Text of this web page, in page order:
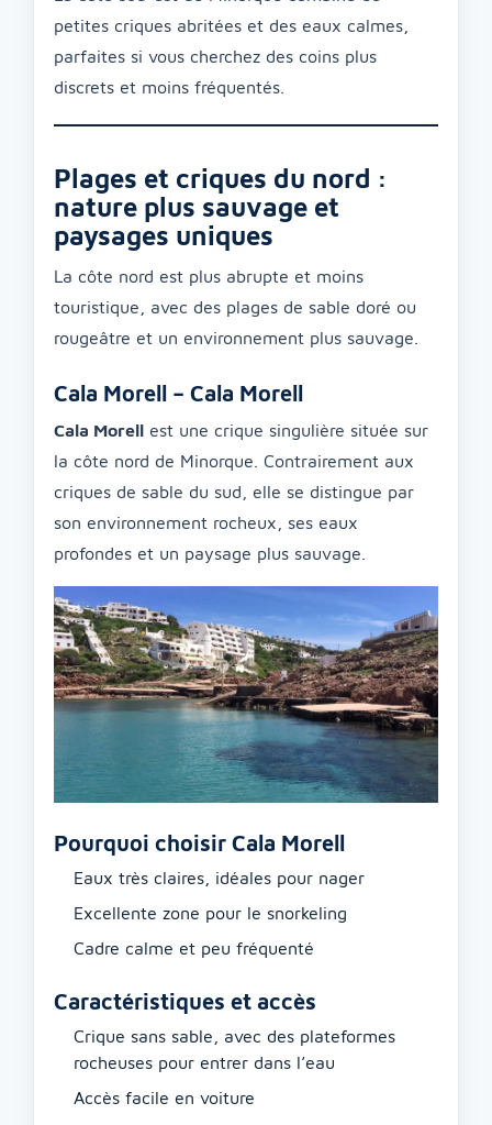
petites criques abritées et des eaux calmes,
parfaites si vous cherchez des coins plus
discrets et moins fréquentés.
Plages et criques du nord :
nature plus sauvage et
paysages uniques
La côte nord est plus abrupte et moins
touristique, avec des plages de sable doré ou
rougeâtre et un environnement plus sauvage.
Cala Morell – Cala Morell
Cala Morell est une crique singulière située sur
la côte nord de Minorque. Contrairement aux
criques de sable du sud, elle se distingue par
son environnement rocheux, ses eaux
profondes et un paysage plus sauvage.
Pourquoi choisir Cala Morell
Eaux très claires, idéales pour nager
Excellente zone pour le snorkeling
Cadre calme et peu fréquenté
Caractéristiques et accès
Crique sans sable, avec des plateformes
rocheuses pour entrer dans l’eau
Accès facile en voiture